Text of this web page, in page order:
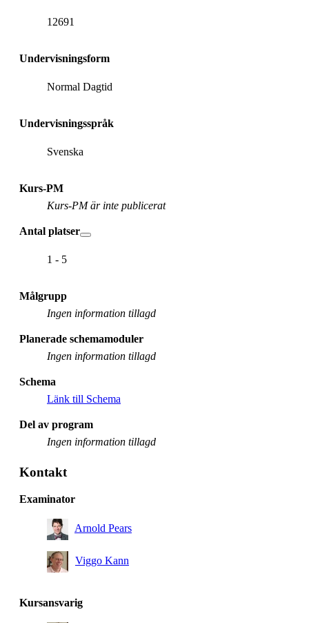
12691
Undervisningsform
Normal Dagtid
Undervisningsspråk
Svenska
Kurs-PM
Kurs-PM är inte publicerat
Antal platser
1 - 5
Målgrupp
Ingen information tillagd
Planerade schemamoduler
Ingen information tillagd
Schema
Länk till Schema
Del av program
Ingen information tillagd
Kontakt
Examinator
Arnold Pears
Viggo Kann
Kursansvarig